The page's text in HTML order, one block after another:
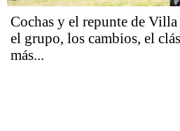
Cochas y el repunte de
el grupo, los cambios, el
más...